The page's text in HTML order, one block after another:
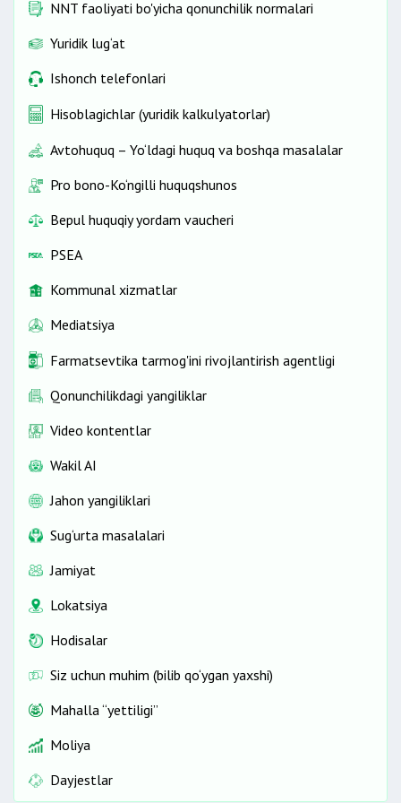
NNT faoliyati bo'yicha qonunchilik normalari
Yuridik lug‘at
Ishonch telefonlari
Hisoblagichlar (yuridik kalkulyatorlar)
Avtohuquq – Yo‘ldagi huquq va boshqa masalalar
Pro bono-Ko‘ngilli huquqshunos
Bepul huquqiy yordam vaucheri
PSEA
Kommunal xizmatlar
Mediatsiya
Farmatsevtika tarmog'ini rivojlantirish agentligi
Qonunchilikdagi yangiliklar
Video kontentlar
Wakil AI
Jahon yangiliklari
Sug‘urta masalalari
Jamiyat
Lokatsiya
Hodisalar
Siz uchun muhim (bilib qo‘ygan yaxshi)
Mahalla “yettiligi”
Moliya
Dayjestlar